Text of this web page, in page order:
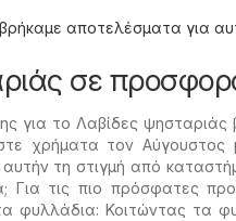
αποτελέσματα για
σε
για το Λαβίδες ψησταριάς
χρήματα τον Αύγουστος
τη στιγμή από
Για τις πιο πρόσφατες
φυλλάδια: Κοιτώντας τα